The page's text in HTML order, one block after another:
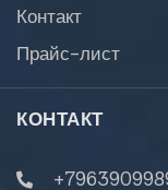
Контакт
Прайс-лист
КОНТАКТ